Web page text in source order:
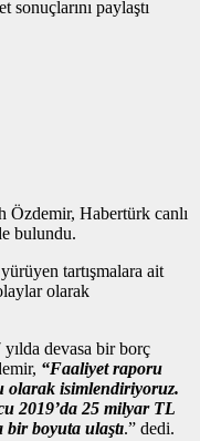
Habertürk canlı
bulundu.
tartışmalara ait
olarak
devasa bir borç
“Faaliyet raporu
olarak isimlendiriyoruz.
2019’da 25 milyar TL
bir boyuta ulaştı.” dedi.